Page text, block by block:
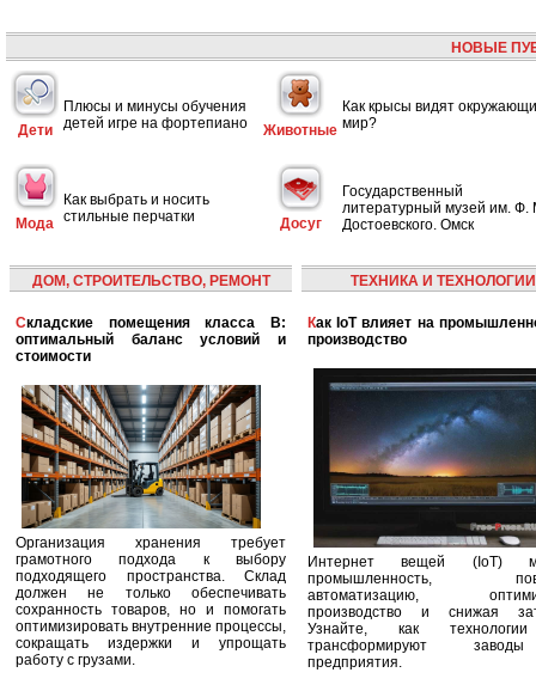
НОВЫЕ
Дети
Плюсы и минусы обучения
детей игре на фортепиано
Животные
Как крысы видят
мир?
Мода
Как выбрать и носить
стильные перчатки
Досуг
Государственный
литературный музей им. Ф.
Достоевского. Омск
ДОМ, СТРОИТЕЛЬСТВО, РЕМОНТ
Складские помещения класса B:
оптимальный баланс условий и
стоимости
Организация хранения требует
грамотного подхода к выбору
подходящего пространства. Склад
должен не только обеспечивать
сохранность товаров, но и помогать
оптимизировать внутренние процессы,
сокращать издержки и упрощать
работу с грузами.
ТЕХНИКА И ТЕХНОЛОГИИ
Как IoT влияет на промышленность и
производство
Интернет вещей (IoT)
промышленность,
автоматизацию,
производство и снижая
Узнайте, как
трансформируют
предприятия.